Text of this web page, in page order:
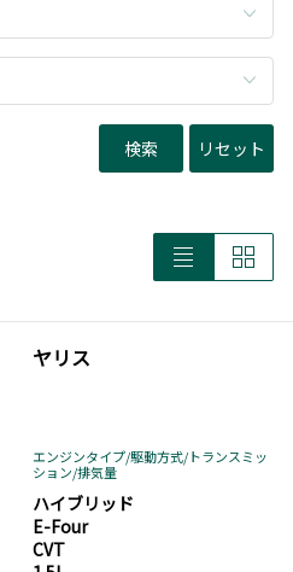
検索 リセット
ヤリス
エンジンタイプ/駆動方式/トランスミッ
ション/排気量
ハイブリッド
E-Four
CVT